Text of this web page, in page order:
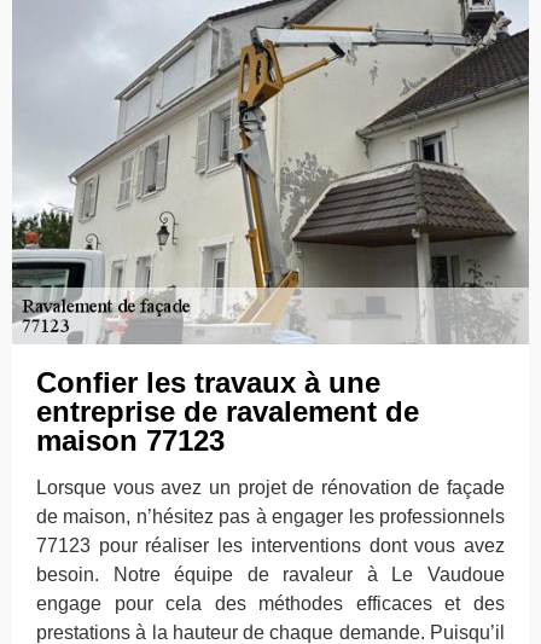
Confier les travaux à une
entreprise de ravalement de
maison 77123
Lorsque vous avez un projet de rénovation de façade
de maison, n’hésitez pas à engager les professionnels
77123 pour réaliser les interventions dont vous avez
besoin. Notre équipe de ravaleur à Le Vaudoue
engage pour cela des méthodes efficaces et des
prestations à la hauteur de chaque demande. Puisqu’il